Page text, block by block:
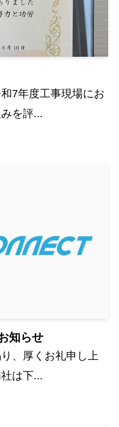
7年度工事現場にお
を評...
知らせ
、厚くお礼申し上
は下...